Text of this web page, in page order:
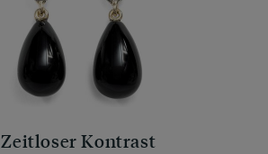
Zeitloser Kontrast